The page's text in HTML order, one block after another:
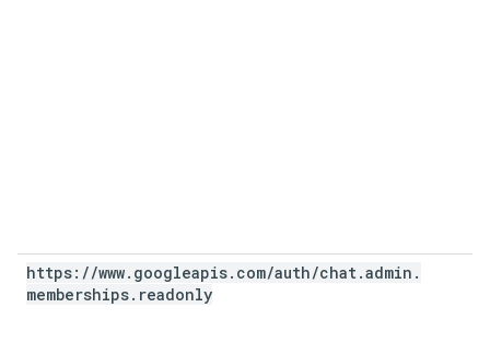
https: //www. googleapis. com/auth/chat.admin .
memberships. readonly